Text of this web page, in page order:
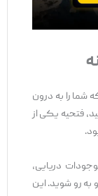
را به درون
فتحیه یکی از
دریایی،
‌رو شوید. این